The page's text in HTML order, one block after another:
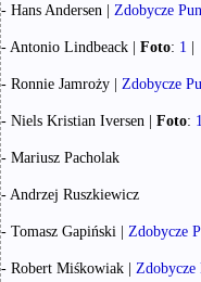
- Hans Andersen | Zdobycze
- Antonio Lindbeack | Foto: 1 |
- Ronnie Jamroży | Zdobycze
- Niels Kristian Iversen | Foto: 1
- Mariusz Pacholak
- Andrzej Ruszkiewicz
- Tomasz Gapiński | Zdobycze
- Robert Miśkowiak | Zdobycze